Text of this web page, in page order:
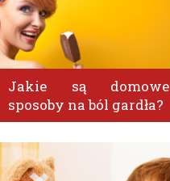
Jakie są domowe
sposoby na ból gardła?